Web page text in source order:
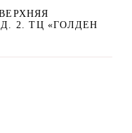
2. ТЦ «ГОЛДЕН